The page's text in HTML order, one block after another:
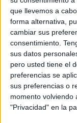
que llevemos a
forma alternativa,
cambiar sus
consentimiento.
sus datos
pero usted tiene el
preferencias se
sus preferencias o
momento volviendo
"Privacidad" en la
El
la